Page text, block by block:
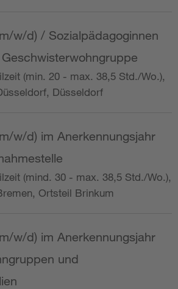
w/d) / Sozialpädagoginnen
(min. 20 - max. 38,5 Std./Wo.),
Düsseldorf
w/d) im Anerkennungsjahr
(mind. 30 - max. 38,5 Std./Wo.),
Ortsteil Brinkum
w/d) im Anerkennungsjahr
und